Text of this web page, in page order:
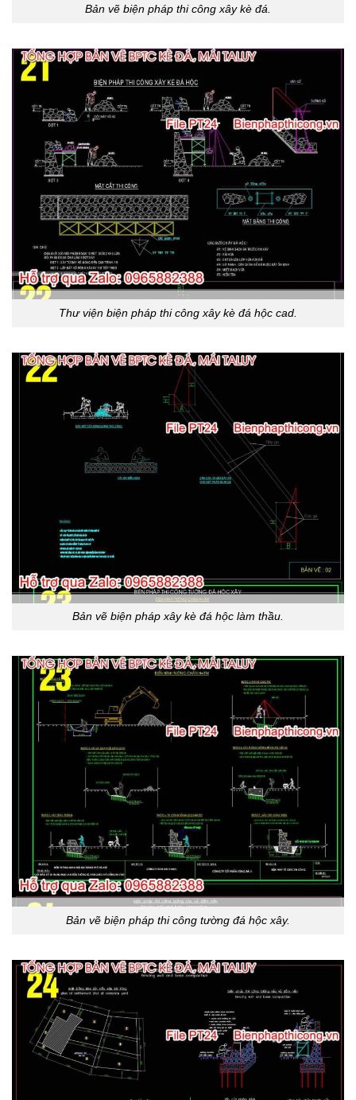
Bản vẽ biện pháp thi công xây kè đá.
Thư viện biện pháp thi công xây kè đá hộc cad.
Bản vẽ biện pháp xây kè đá hộc làm thầu.
Bản vẽ biện pháp thi công tường đá hộc xây.